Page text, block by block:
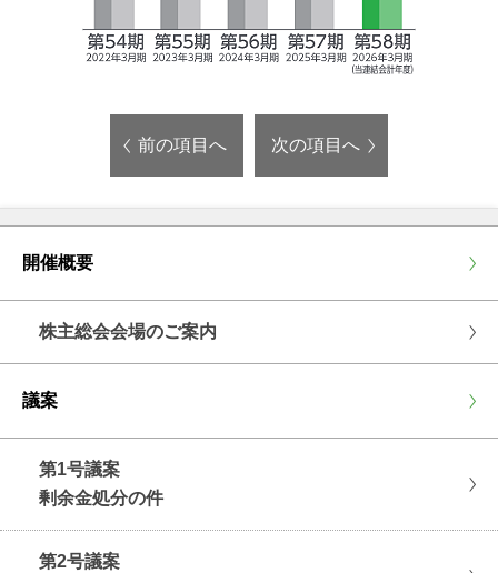
前の項目へ 次の項目へ
開催概要
株主総会会場のご案内
議案
第1号議案
剰余金処分の件
第2号議案